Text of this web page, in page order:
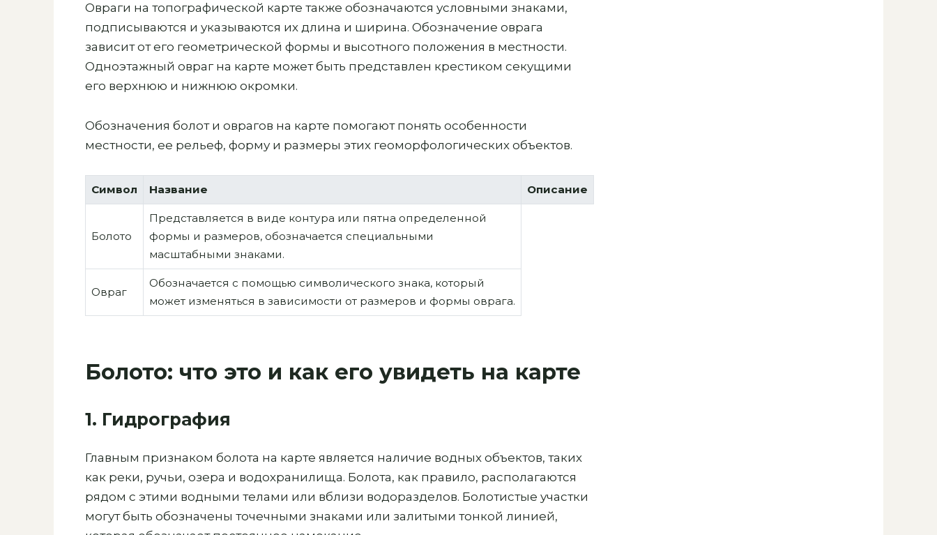
Овраги на топографической карте также обозначаются условными знаками,
подписываются и указываются их длина и ширина. Обозначение оврага
зависит от его геометрической формы и высотного положения в местности.
Одноэтажный овраг на карте может быть представлен крестиком секущими
его верхнюю и нижнюю окромки.
Обозначения болот и оврагов на карте помогают понять особенности
местности, ее рельеф, форму и размеры этих геоморфологических объектов.
Символ Название Описание
Болото
Представляется в виде контура или пятна определенной
формы и размеров, обозначается специальными
масштабными знаками.
Овраг
Обозначается с помощью символического знака, который
может изменяться в зависимости от размеров и формы оврага.
Болото: что это и как его увидеть на карте
1. Гидрография
Главным признаком болота на карте является наличие водных объектов, таких
как реки, ручьи, озера и водохранилища. Болота, как правило, располагаются
рядом с этими водными телами или вблизи водоразделов. Болотистые участки
могут быть обозначены точечными знаками или залитыми тонкой линией,